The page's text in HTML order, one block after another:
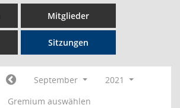
Mitglieder
Sitzungen
September
2021
Gremium auswählen